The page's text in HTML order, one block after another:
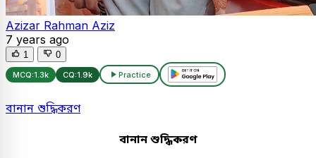
Azizar Rahman Aziz
7 years ago
1 0
MCQ:1.3k CQ:1.9k Practice
বানান শুদ্ধিকরণ
বানান শুদ্ধিকরণ